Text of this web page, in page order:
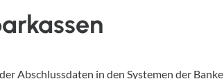
Abschlussdaten in den Systemen der